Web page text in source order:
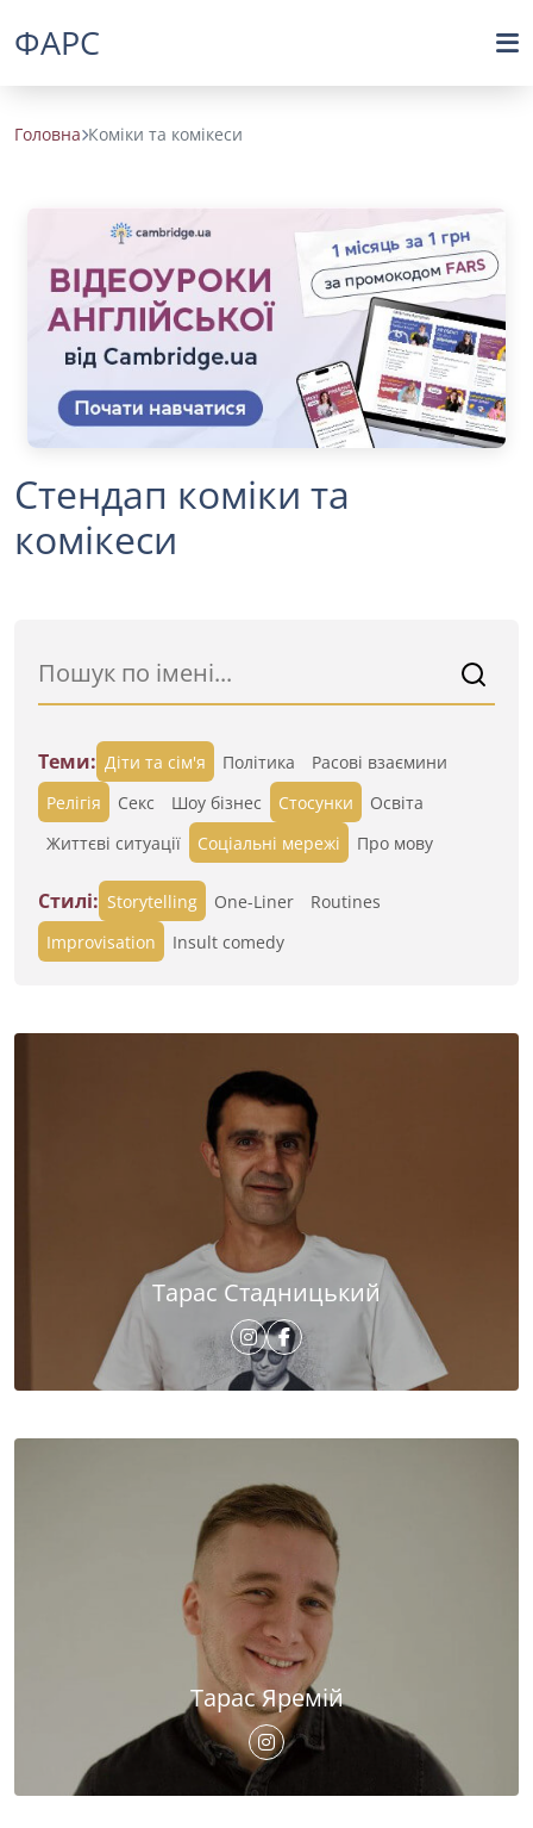
ФАРС
Головна Коміки та комікеси
Стендап коміки та
комікеси
Теми: Діти та сім'я Політика
Расові взаємини
Релігія
Секс Шоу бізнес Стосунки
Освіта
Життєві ситуації
Cоціальні мережі Про мову
Стилі: Storytelling One-Liner
Routines
Improvisation
Insult comedy
Тарас Стадницький
Тарас Яремій